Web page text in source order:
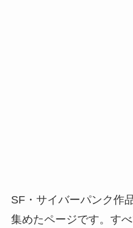
SF・サイバーパンク作
集めたページです。す